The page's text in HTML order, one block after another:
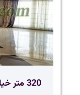
320 متر خیابان یکم سعادت آباد